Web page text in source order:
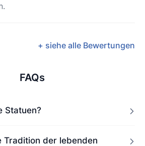
+ siehe alle Bewertungen
FAQs
Statuen?
Tradition der lebenden